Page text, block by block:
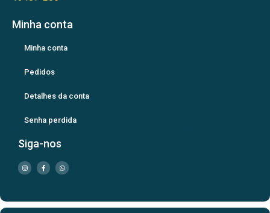
Minha conta
Minha conta
Pedidos
Detalhes da conta
Senha perdida
Siga-nos